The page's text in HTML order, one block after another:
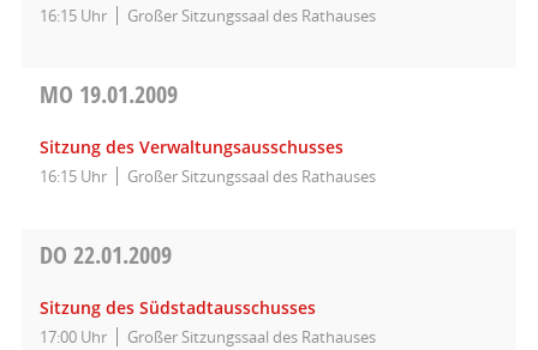
16:15 Uhr Großer Sitzungssaal des Rathauses
MO 19.01.2009
Sitzung des Verwaltungsausschusses
16:15 Uhr Großer Sitzungssaal des Rathauses
DO 22.01.2009
Sitzung des Südstadtausschusses
17:00 Uhr Großer Sitzungssaal des Rathauses